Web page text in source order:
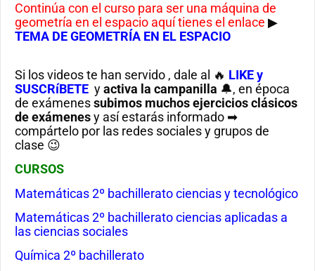
Continúa con el curso para ser una máquina de
geometría en el espacio aquí tienes el enlace ▶
TEMA DE GEOMETRÍA EN EL ESPACIO
Si los videos te han servido , dale al 🔥 LIKE y
SUSCRíBETE yactiva la campanilla 🔔, en época
de exámenessubimos muchos ejercicios clásicos
de exámenesy así estarás informado ➡
compártelo por las redes sociales y grupos de
clase 😉
CURSOS
Matemáticas 2º bachillerato ciencias y tecnológico
Matemáticas 2º bachillerato ciencias aplicadas a
las ciencias sociales
Química 2º bachillerato